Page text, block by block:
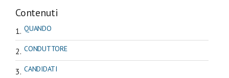
Contenuti
QUANDO
CONDUTTORE
CANDIDATI